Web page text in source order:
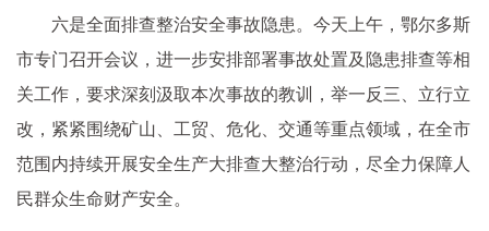
六是全面排查整治安全事故隐患。今天上午，鄂尔多斯
市专门召开会议，进一步安排部署事故处置及隐患排查等相
关工作，要求深刻汲取本次事故的教训，举一反三、立行立
改，紧紧围绕矿山、工贸、危化、交通等重点领域，在全市
范围内持续开展安全生产大排查大整治行动，尽全力保障人
民群众生命财产安全。